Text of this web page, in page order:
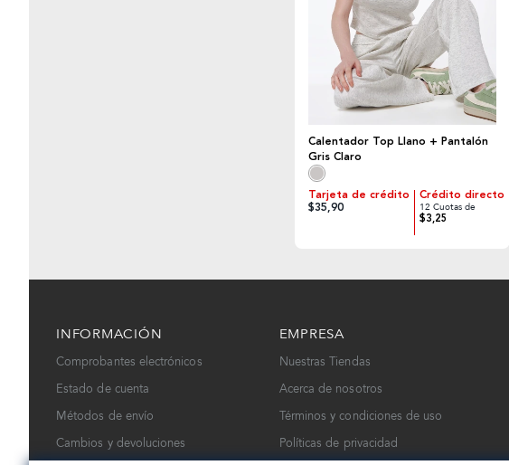
Calentador Top Llano + Pantalón
Gris Claro
Tarjeta de crédito
$35,90
Crédito directo
12 Cuotas de
$3,25
INFORMACIÓN
Comprobantes electrónicos
Estado de cuenta
Métodos de envío
Cambios y devoluciones
EMPRESA
Nuestras Tiendas
Acerca de nosotros
Términos y condiciones de uso
Políticas de privacidad